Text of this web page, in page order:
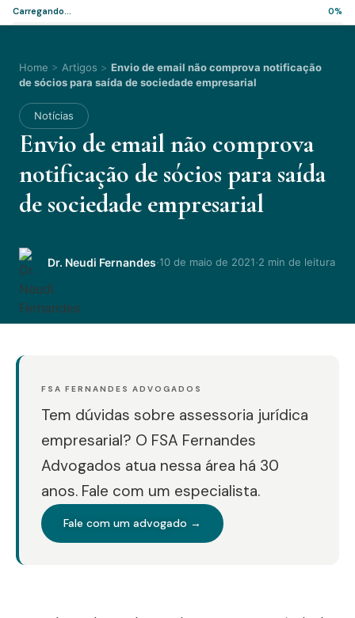
Home > Artigos > Envio de email não comprova notificação
de sócios para saída de sociedade empresarial
Notícias
Envio de email não comprova
notificação de sócios para saída
de sociedade empresarial
Dr. Neudi Fernandes·10 de maio de 2021·2 min de leitura
Carregando... 0%
FSA FERNANDES ADVOGADOS
Tem dúvidas sobre assessoria jurídica
empresarial? O FSA Fernandes
Advogados atua nessa área há 30
anos. Fale com um especialista.
Fale com um advogado →